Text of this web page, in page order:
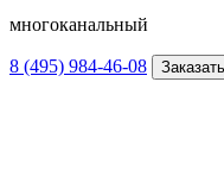
многоканальный
8 (495) 984-46-08